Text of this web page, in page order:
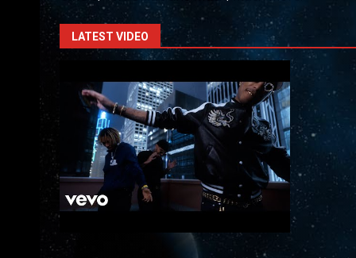
LATEST VIDEO